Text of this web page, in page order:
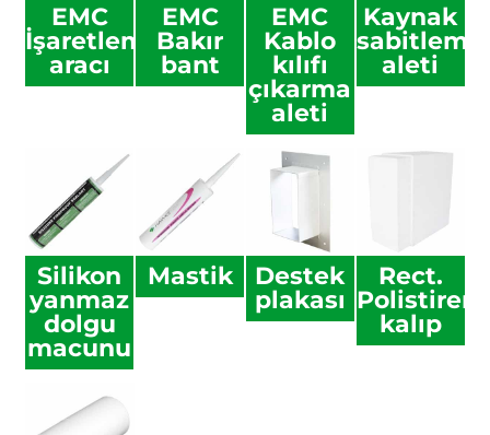
EMC
İşaretleme
aracı
EMC
Bakır
bant
EMC
Kablo
kılıfı
çıkarma
aleti
Kaynak
sabitleme
aleti
Silikon
yanmaz
dolgu
macunu
Mastik
Destek
plakası
Rect.
Polistiren
kalıp